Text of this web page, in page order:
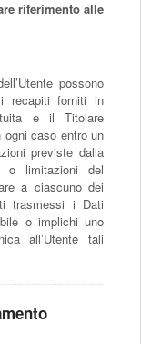
riferimento alle
possono
recapiti forniti in
e il Titolare
ogni caso entro un
previste dalla
o limitazioni del
a ciascuno dei
trasmessi i Dati
o implichi uno
all’Utente tali